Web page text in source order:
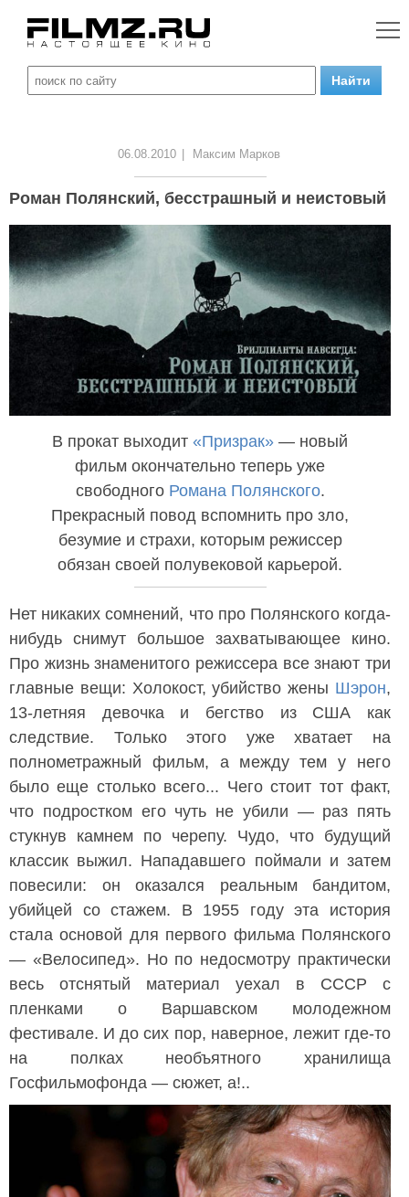
06.08.2010 Максим Марков
Роман Полянский, бесстрашный и неистовый
В прокат выходит «Призрак» — новый
фильм окончательно теперь уже
свободного Романа Полянского.
Прекрасный повод вспомнить про зло,
безумие и страхи, которым режиссер
обязан своей полувековой карьерой.
Нет никаких сомнений, что про Полянского когда-
нибудь снимут большое захватывающее кино.
Про жизнь знаменитого режиссера все знают три
главные вещи: Холокост, убийство жены Шэрон,
13-летняя девочка и бегство из США как
следствие. Только этого уже хватает на
полнометражный фильм, а между тем у него
было еще столько всего... Чего стоит тот факт,
что подростком его чуть не убили — раз пять
стукнув камнем по черепу. Чудо, что будущий
классик выжил. Нападавшего поймали и затем
повесили: он оказался реальным бандитом,
убийцей со стажем. В 1955 году эта история
стала основой для первого фильма Полянского
— «Велосипед». Но по недосмотру практически
весь отснятый материал уехал в СССР с
пленками о Варшавском молодежном
фестивале. И до сих пор, наверное, лежит где-то
на полках необъятного хранилища
Госфильмофонда — сюжет, а!..